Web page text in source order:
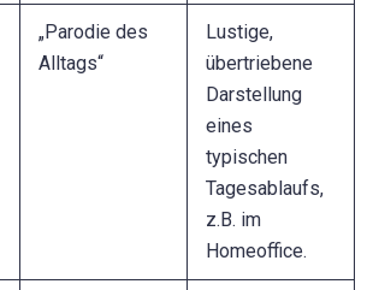
„Parodie des
Alltags“
Lustige,
übertriebene
Darstellung
eines
typischen
Tagesablaufs,
z.B. im
Homeoffice.